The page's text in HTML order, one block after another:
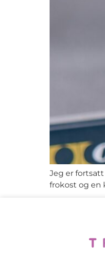
Jeg er
frokost og en